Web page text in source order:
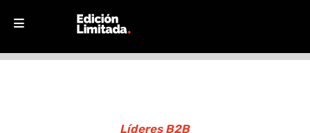
Líderes B2B